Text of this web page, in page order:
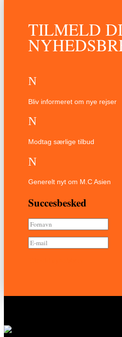
TILMELD
N
Bliv informeret om nye rejser
N
Modtag særlige tilbud
N
Generelt nyt om M.C Asien
Succesbesked